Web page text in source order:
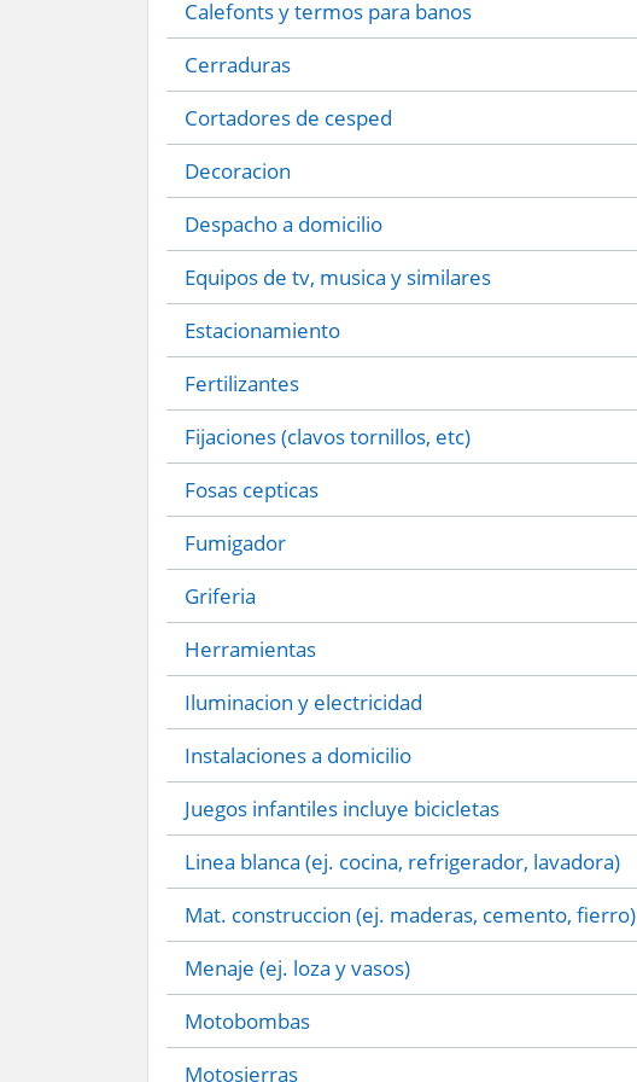
Calefonts y termos para banos
Cerraduras
Cortadores de cesped
Decoracion
Despacho a domicilio
Equipos de tv, musica y similares
Estacionamiento
Fertilizantes
Fijaciones (clavos tornillos, etc)
Fosas cepticas
Fumigador
Griferia
Herramientas
Iluminacion y electricidad
Instalaciones a domicilio
Juegos infantiles incluye bicicletas
Linea blanca (ej. cocina, refrigerador, lavadora)
Mat. construccion (ej. maderas, cemento, fierro)
Menaje (ej. loza y vasos)
Motobombas
Motosierras